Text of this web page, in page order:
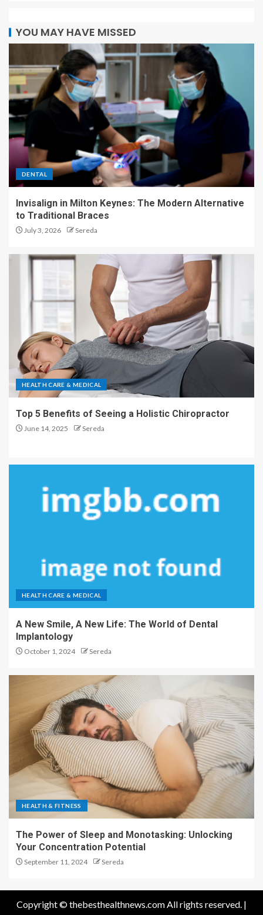
YOU MAY HAVE MISSED
DENTAL
Invisalign in Milton Keynes: The Modern Alternative
to Traditional Braces
July 3, 2026 Sereda
HEALTH CARE & MEDICAL
Top 5 Benefits of Seeing a Holistic Chiropractor
June 14, 2025 Sereda
HEALTH CARE & MEDICAL
A New Smile, A New Life: The World of Dental
Implantology
October 1, 2024 Sereda
HEALTH & FITNESS
The Power of Sleep and Monotasking: Unlocking
Your Concentration Potential
September 11, 2024 Sereda
Copyright © thebesthealthnews.com All rights reserved. |